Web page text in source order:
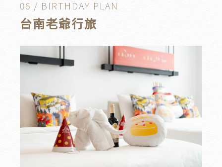
06 / BIRTHDAY PLAN
台南老爺行旅